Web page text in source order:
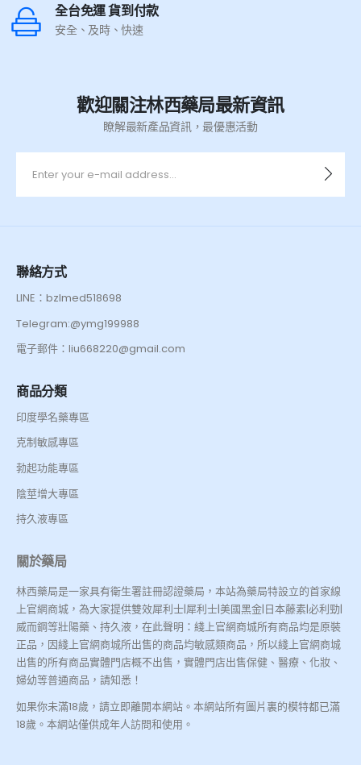
全台免運 貨到付款
安全、及時、快速
歡迎關注林西藥局最新資訊
瞭解最新產品資訊，最優惠活動
聯絡方式
LINE：bzlmed518698
Telegram:@ymg199988
電子郵件：liu668220@gmail.com
商品分類
印度學名藥專區
克制敏感專區
勃起功能專區
陰莖增大專區
持久液專區
關於藥局
林西藥局是一家具有衛生署註冊認證藥局，本站為藥局特設立的首家線
上官網商城，為大家提供雙效犀利士|犀利士|美國黑金|日本藤素|必利勁|
威而鋼等壯陽藥、持久液，在此聲明：綫上官網商城所有商品均是原裝
正品，因綫上官網商城所出售的商品均敏感類商品，所以綫上官網商城
出售的所有商品實體門店概不出售，實體門店出售保健、醫療、化妝、
婦幼等普通商品，請知悉！
如果你未滿18歲，請立即離開本網站。本網站所有圖片裏的模特都已滿
18歲。本網站僅供成年人訪問和使用。